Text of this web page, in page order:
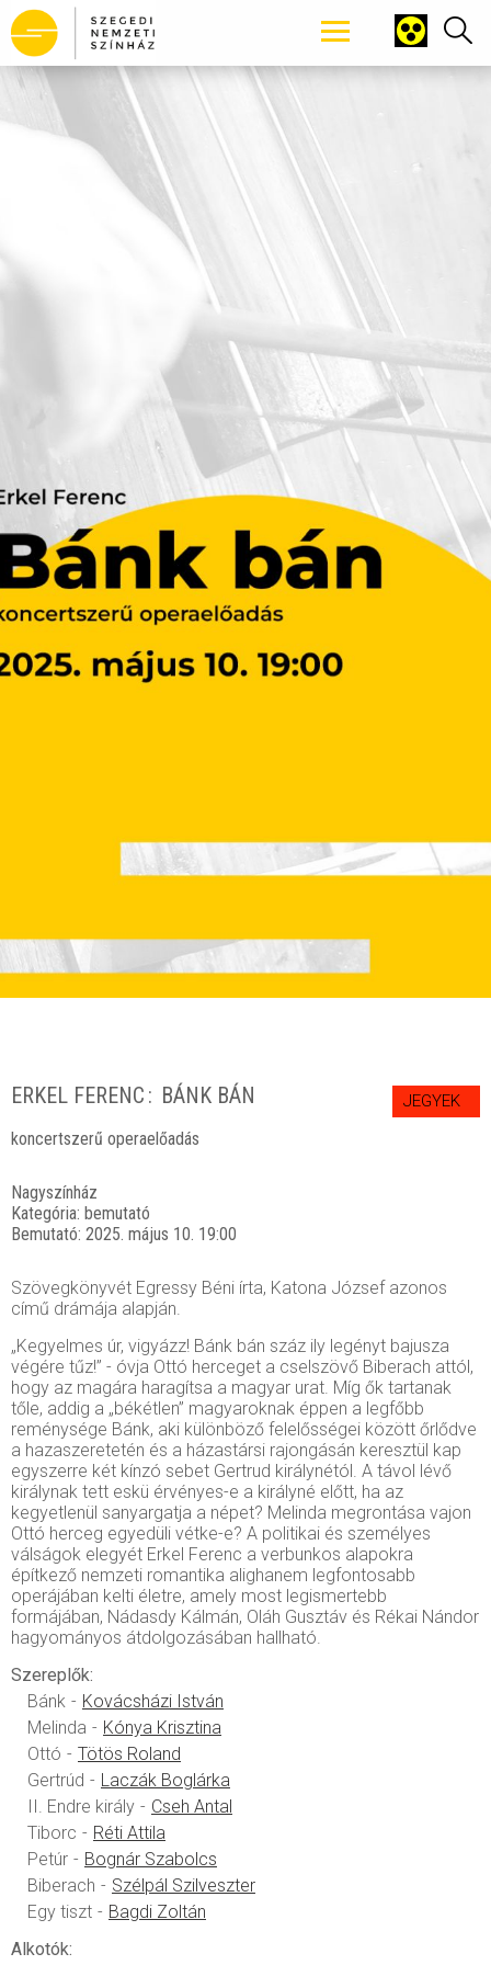
ERKEL FERENC BÁNK BÁN
koncertszerű operaelőadás
Nagyszínház
Kategória: bemutató
Bemutató: 2025. május 10. 19:00
Szövegkönyvét Egressy Béni írta, Katona József azonos
című drámája alapján.
„Kegyelmes úr, vigyázz! Bánk bán száz ily legényt bajusza
végére tűz!” - óvja Ottó herceget a cselszövő Biberach attól,
hogy az magára haragítsa a magyar urat. Míg ők tartanak
tőle, addig a „békétlen” magyaroknak éppen a legfőbb
reménysége Bánk, aki különböző felelősségei között őrlődve
a hazaszeretetén és a házastársi rajongásán keresztül kap
egyszerre két kínzó sebet Gertrud királynétól. A távol lévő
királynak tett eskü érvényes-e a királyné előtt, ha az
kegyetlenül sanyargatja a népet? Melinda megrontása vajon
Ottó herceg egyedüli vétke-e? A politikai és személyes
válságok elegyét Erkel Ferenc a verbunkos alapokra
építkező nemzeti romantika alighanem legfontosabb
operájában kelti életre, amely most legismertebb
formájában, Nádasdy Kálmán, Oláh Gusztáv és Rékai Nándor
hagyományos átdolgozásában hallható.
JEGYEK
Szereplők:
Bánk
Kovácsházi István
Melinda
Kónya Krisztina
Ottó
Tötös Roland
Gertrúd
Laczák Boglárka
II. Endre király
Cseh Antal
Tiborc
Réti Attila
Petúr
Bognár Szabolcs
Biberach
Szélpál Szilveszter
Egy tiszt
Bagdi Zoltán
Alkotók: